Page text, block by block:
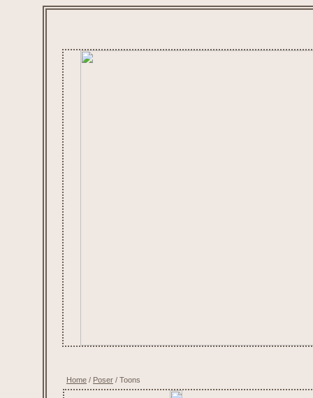
Home / Poser / Toons